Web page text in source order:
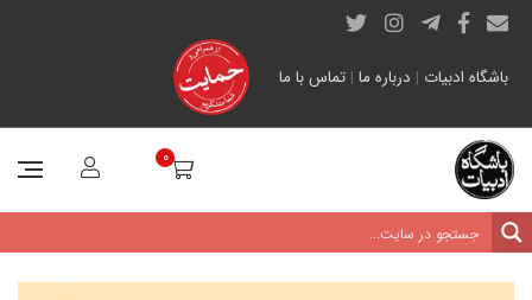
باشگاه ادبیات | درباره ما | تماس با ما
0